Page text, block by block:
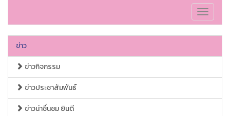
Toggle
ข่าว
ข่าวกิจกรรม
ข่าวประชาสัมพันธ์
ข่าวน่าชื่นชม ยินดี